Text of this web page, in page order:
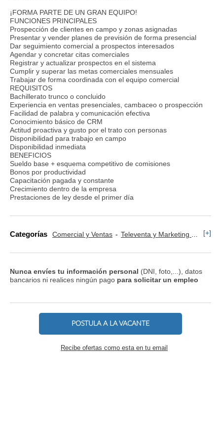
¡FORMA PARTE DE UN GRAN EQUIPO!
FUNCIONES PRINCIPALES
Prospección de clientes en campo y zonas asignadas
Presentar y vender planes de previsión de forma presencial
Dar seguimiento comercial a prospectos interesados
Agendar y concretar citas comerciales
Registrar y actualizar prospectos en el sistema
Cumplir y superar las metas comerciales mensuales
Trabajar de forma coordinada con el equipo comercial
REQUISITOS
Bachillerato trunco o concluido
Experiencia en ventas presenciales, cambaceo o prospección
Facilidad de palabra y comunicación efectiva
Conocimiento básico de CRM
Actitud proactiva y gusto por el trato con personas
Disponibilidad para trabajo en campo
Disponibilidad inmediata
BENEFICIOS
Sueldo base + esquema competitivo de comisiones
Bonos por productividad
Capacitación pagada y constante
Crecimiento dentro de la empresa
Prestaciones de ley desde el primer día
Categorías Comercial y Ventas Televenta y Marketing Telefónico [+]
Nunca envíes tu información personal (DNI, foto,...), datos
bancarios ni realices ningún pago para solicitar un empleo
POSTULA A LA VACANTE
Recibe ofertas como esta en tu email